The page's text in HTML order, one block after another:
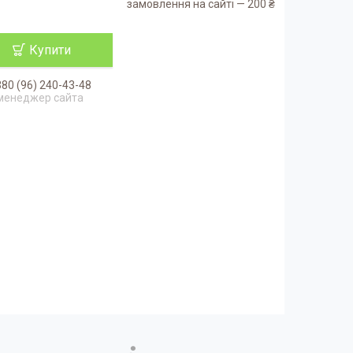
замовлення на сайті — 200 ₴
Купити
(96) 240-43-48
сайта